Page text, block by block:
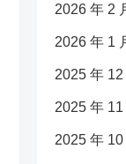
2026 年 2
2026 年 1
2025 年 12
2025 年 11
2025 年 10